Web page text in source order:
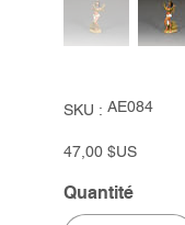
SKU :
SKU
AE084
AE084
Prix
47,00 $US
Quantité